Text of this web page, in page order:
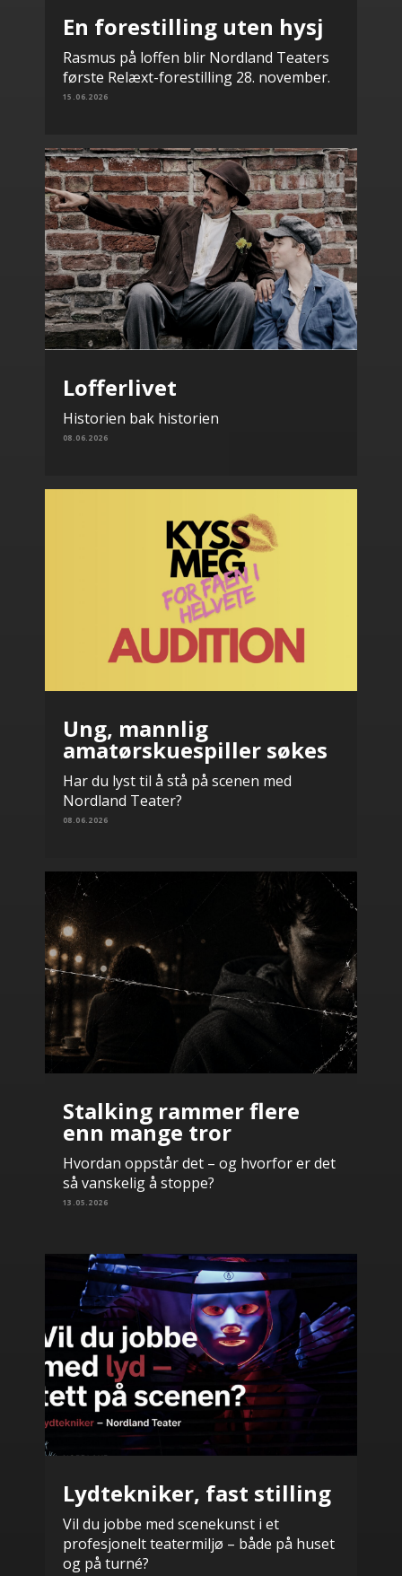
En forestilling uten hysj
Rasmus på loffen blir Nordland Teaters
første Relæxt-forestilling 28. november.
15.06.2026
Lofferlivet
Historien bak historien
08.06.2026
Ung, mannlig
amatørskuespiller søkes
Har du lyst til å stå på scenen med
Nordland Teater?
08.06.2026
Stalking rammer flere
enn mange tror
Hvordan oppstår det – og hvorfor er det
så vanskelig å stoppe?
13.05.2026
Lydtekniker, fast stilling
Vil du jobbe med scenekunst i et
profesjonelt teatermiljø – både på huset
og på turné?